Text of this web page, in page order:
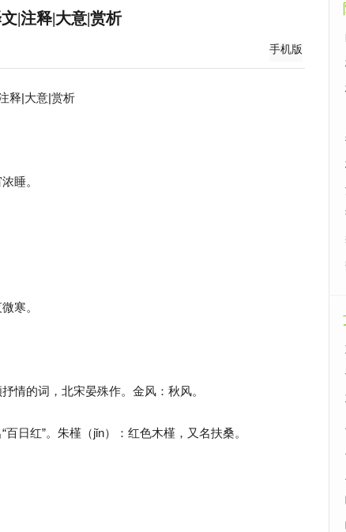
|注释|大意|赏析
手机版
释|大意|赏析
睡。
寒。
情的词，北宋晏殊作。金风：秋风。
日红”。朱槿（jǐn）：红色木槿，又名扶桑。